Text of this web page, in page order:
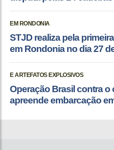
EM RONDONIA
STJD realiza pela
em Rondonia no dia 27
E ARTEFATOS EXPLOSIVOS
Operação Brasil contra o
apreende embarcação